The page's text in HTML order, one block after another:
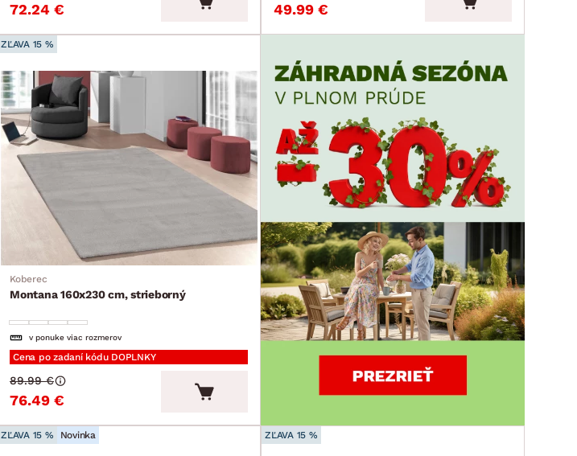
72.24 € 49.99 €
ZĽAVA 15 %
Koberec
Montana 160x230 cm, strieborný
v ponuke viac rozmerov
Cena po zadaní kódu DOPLNKY
76.49 €
89.99 €
ZĽAVA 15 % Novinka ZĽAVA 15 %